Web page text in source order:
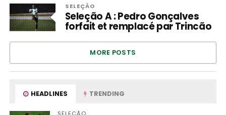
SELEÇÃO
Seleção A : Pedro Gonçalves
forfait et remplacé par Trincão
MORE POSTS
HEADLINES TRENDING